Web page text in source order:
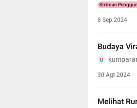
Kiriman
8 Sep 2024
Budaya
30 Agt 2024
Melihat